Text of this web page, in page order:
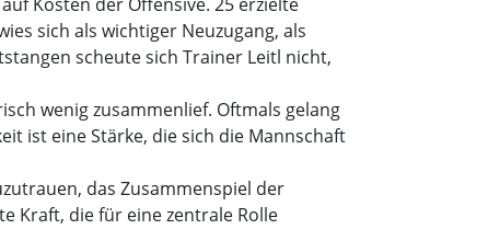
sich als wichtiger Neuzugang, als
scheute sich Trainer Leitl nicht,
wenig zusammenlief. Oftmals gelang
ist eine Stärke, die sich die Mannschaft
das Zusammenspiel der
Kraft, die für eine zentrale Rolle